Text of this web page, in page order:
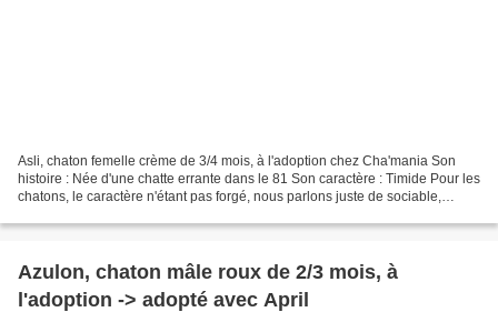
Asli, chaton femelle crème de 3/4 mois, à l'adoption chez Cha'mania Son
histoire : Née d'une chatte errante dans le 81 Son caractère : Timide Pour les
chatons, le caractère n'étant pas forgé, nous parlons juste de sociable,
Azulon, chaton mâle roux de 2/3 mois, à
l'adoption -> adopté avec April